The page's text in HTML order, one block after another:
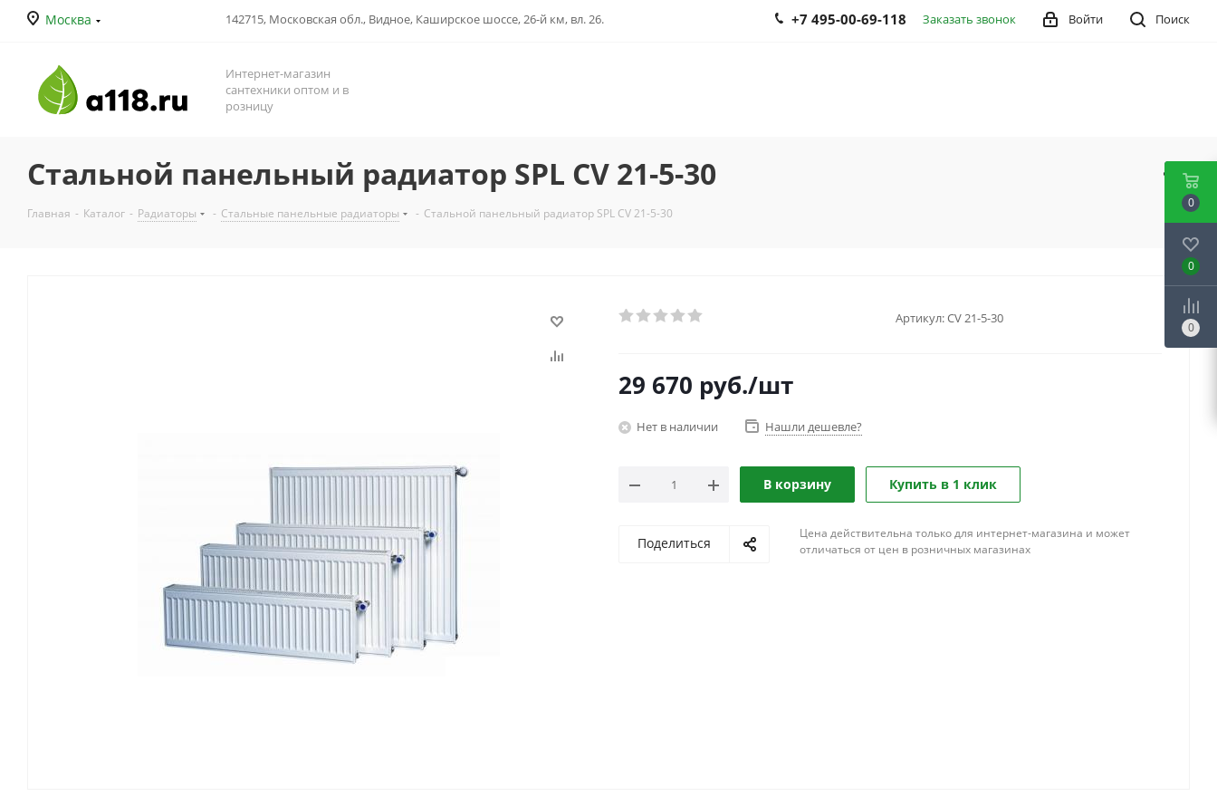
Москва 142715, Московская обл., Видное, Каширское шоссе, 26-й км, вл. 26. Поиск
Войти
+7 495-00-69-118 Заказать звонок
Интернет-магазин
сантехники оптом и в
розницу
Стальной панельный радиатор SPL CV 21-5-30
Главная - Каталог - Радиаторы - Стальные панельные радиаторы - Стальной панельный радиатор SPL CV 21-5-30
Артикул:CV 21-5-30
29 670 руб./шт
Нет в наличии Нашли дешевле?
В корзину Купить в 1 клик
Поделиться
Цена действительна только для интернет-магазина и может
отличаться от цен в розничных магазинах
0
0
0